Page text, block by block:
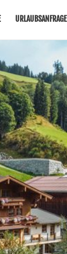
URLAUBSANFRAGE